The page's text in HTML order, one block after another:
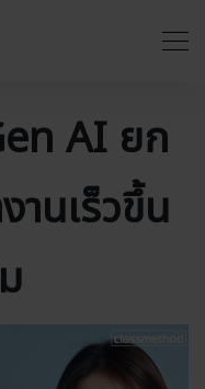
AI ยก
านเร็วขึ้น